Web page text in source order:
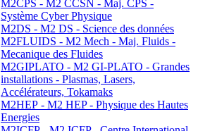
M2CPS - M2 CCSN - Maj. CPS -
Système Cyber Physique
M2DS - M2 DS - Science des données
M2FLUIDS - M2 Mech - Maj. Fluids -
Mecanique des Fluides
M2GIPLATO - M2 GI-PLATO - Grandes
installations - Plasmas, Lasers,
Accélérateurs, Tokamaks
M2HEP - M2 HEP - Physique des Hautes
Energies